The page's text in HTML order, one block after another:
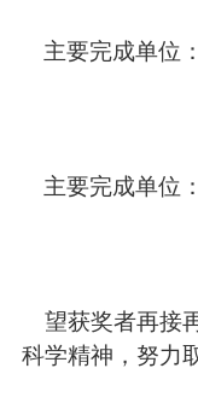
主要完成单位
主要完成单位
望获奖者再接
科学精神，努力